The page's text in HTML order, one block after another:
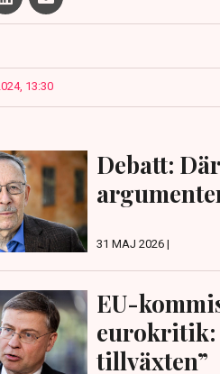
13:30
Debatt:
31 MAJ 2026 |
EU-
eurokritik:
tillväxten”